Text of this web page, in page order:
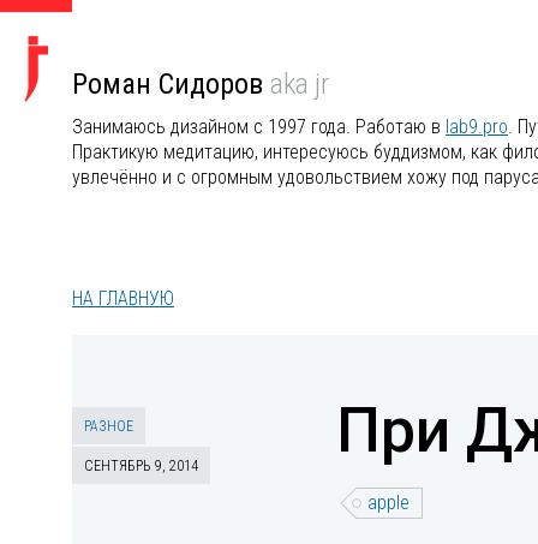
Роман Сидоров aka jr
Занимаюсь дизайном с 1997 года. Работаю в lab9.pro.
Практикую медитацию, интересуюсь буддизмом, как
увлечённо и с огромным удовольствием хожу под
НА ГЛАВНУЮ
РАЗНОЕ
СЕНТЯБРЬ 9, 2014 При
apple